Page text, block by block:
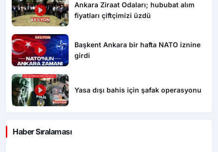
Ankara Ziraat Odaları; hububat alım
fiyatları çiftçimizi üzdü
Başkent Ankara bir hafta NATO iznine
girdi
Yasa dışı bahis için şafak operasyonu
Haber Sıralaması